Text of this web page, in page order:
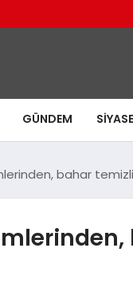
GÜNDEM
bahar